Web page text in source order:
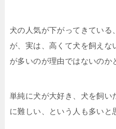
犬の人気が下がってきている
が、実は、高くて犬を飼えな
が多いのが理由ではないのか
単純に犬が大好き、犬を飼い
に難しい、という人も多いと